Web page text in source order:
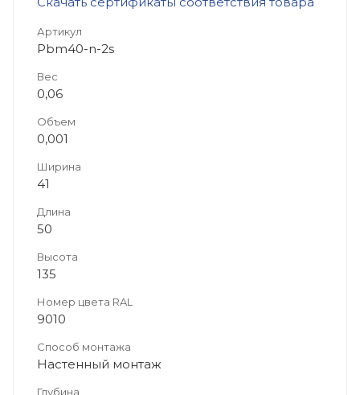
Артикул
Pbm40-n-2s
Вес
0,06
Объем
0,001
Ширина
41
Длина
50
Высота
135
Номер цвета RAL
9010
Способ монтажа
Настенный монтаж
Глубина